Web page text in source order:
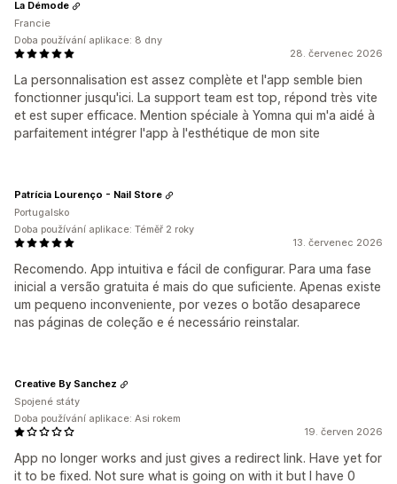
28. červenec 2026
La personnalisation est assez complète et l'app semble bien
fonctionner jusqu'ici. La support team est top, répond très vite
et est super efficace. Mention spéciale à Yomna qui m'a aidé à
parfaitement intégrer l'app à l'esthétique de mon site
La Démode
Francie
Doba používání aplikace: 8 dny
13. červenec 2026
Recomendo. App intuitiva e fácil de configurar. Para uma fase
inicial a versão gratuita é mais do que suficiente. Apenas existe
um pequeno inconveniente, por vezes o botão desaparece
nas páginas de coleção e é necessário reinstalar.
Patrícia Lourenço - Nail Store
Portugalsko
Doba používání aplikace: Téměř 2 roky
19. červen 2026
App no longer works and just gives a redirect link. Have yet for
it to be fixed. Not sure what is going on with it but I have 0
Creative By Sanchez
Spojené státy
Doba používání aplikace: Asi rokem